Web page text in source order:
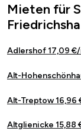
Mieten für
Adlershof 17,09
Alt-
Alt-Treptow 16,96
Altglienicke 15,88